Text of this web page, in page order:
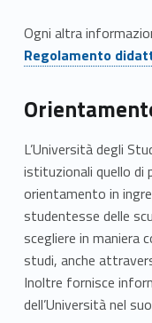
Ogni altra
Regolamento
L’Università degli
istituzionali quello di
orientamento in
studentesse delle
scegliere in maniera
studi, anche
Inoltre fornisce
dell’Università nel